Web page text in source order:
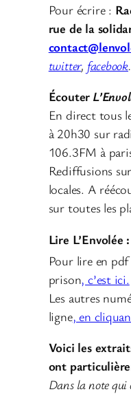
Pour écrire :
rue de la
twitter, facebook.
Écouter
En direct tous
à 20h30 sur
106.3FM à
Rediffusions
locales. A
sur toutes les
Lire L’Envolée :
Pour lire en
prison, c’est ici.
Les autres
ligne, en
Voici les
ont
Dans la note qui